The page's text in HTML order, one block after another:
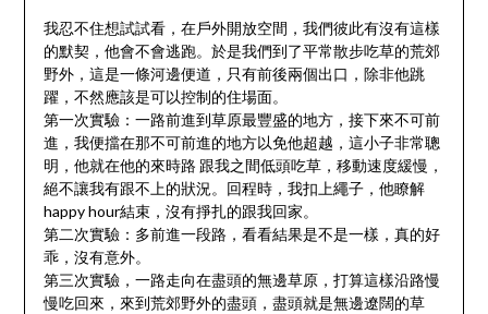
我忍不住想試試看，在戶外開放空間，我們彼此有沒有這樣
的默契，他會不會逃跑。於是我們到了平常散步吃草的荒郊
野外，這是一條河邊便道，只有前後兩個出口，除非他跳
躍，不然應該是可以控制的住場面。
第一次實驗：一路前進到草原最豐盛的地方，接下來不可前
進，我便擋在那不可前進的地方以免他超越，這小子非常聰
明，他就在他的來時路 跟我之間低頭吃草，移動速度緩慢，
絕不讓我有跟不上的狀況。回程時，我扣上繩子，他瞭解
happy hour結束，沒有掙扎的跟我回家。
第二次實驗：多前進一段路，看看結果是不是一樣，真的好
乖，沒有意外。
第三次實驗，一路走向在盡頭的無邊草原，打算這樣沿路慢
慢吃回來，來到荒郊野外的盡頭，盡頭就是無邊遼闊的草